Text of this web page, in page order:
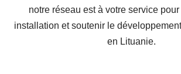
notre réseau est à votre service
installation et soutenir le
en Lituanie.